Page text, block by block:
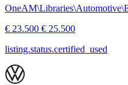
€ 23.500 € 25.500
listing.status.certified_used